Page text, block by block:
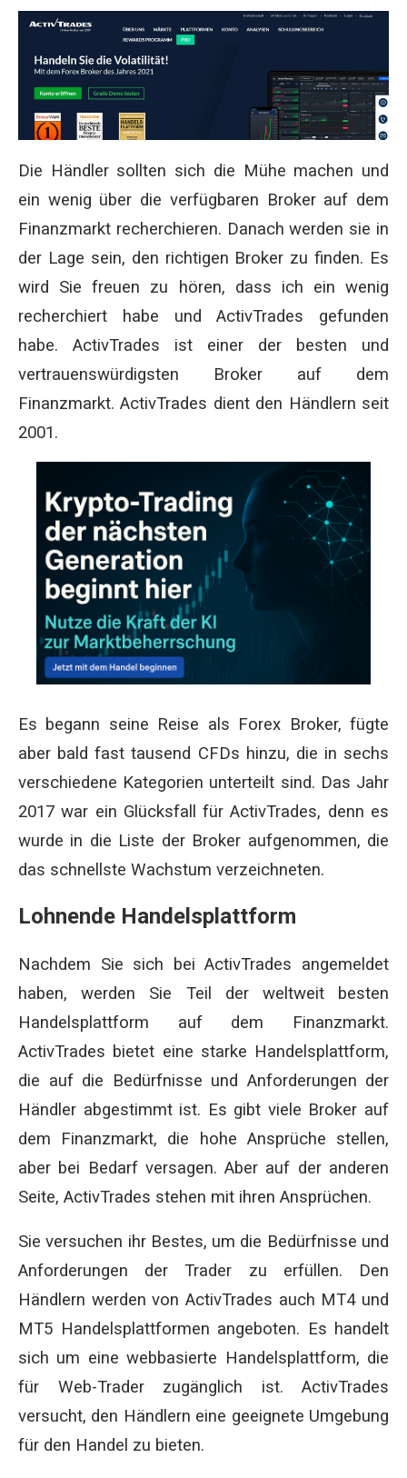
Die Händler sollten sich die Mühe machen und
ein wenig über die verfügbaren Broker auf dem
Finanzmarkt recherchieren. Danach werden sie in
der Lage sein, den richtigen Broker zu finden. Es
wird Sie freuen zu hören, dass ich ein wenig
recherchiert habe und ActivTrades gefunden
habe. ActivTrades ist einer der besten und
vertrauenswürdigsten Broker auf dem
Finanzmarkt. ActivTrades dient den Händlern seit
2001.
Es begann seine Reise als Forex Broker, fügte
aber bald fast tausend CFDs hinzu, die in sechs
verschiedene Kategorien unterteilt sind. Das Jahr
2017 war ein Glücksfall für ActivTrades, denn es
wurde in die Liste der Broker aufgenommen, die
das schnellste Wachstum verzeichneten.
Lohnende Handelsplattform
Nachdem Sie sich bei ActivTrades angemeldet
haben, werden Sie Teil der weltweit besten
Handelsplattform auf dem Finanzmarkt.
ActivTrades bietet eine starke Handelsplattform,
die auf die Bedürfnisse und Anforderungen der
Händler abgestimmt ist. Es gibt viele Broker auf
dem Finanzmarkt, die hohe Ansprüche stellen,
aber bei Bedarf versagen. Aber auf der anderen
Seite, ActivTrades stehen mit ihren Ansprüchen.
Sie versuchen ihr Bestes, um die Bedürfnisse und
Anforderungen der Trader zu erfüllen. Den
Händlern werden von ActivTrades auch MT4 und
MT5 Handelsplattformen angeboten. Es handelt
sich um eine webbasierte Handelsplattform, die
für Web-Trader zugänglich ist. ActivTrades
versucht, den Händlern eine geeignete Umgebung
für den Handel zu bieten.